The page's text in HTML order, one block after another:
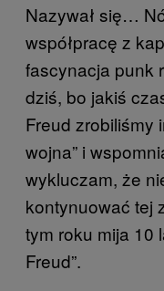
Nazywał się…
współpracę z
fascynacja punk
dziś, bo jakiś
Freud zrobiliśmy
wojna” i
wykluczam, że
kontynuować tej
tym roku mija 10
Freud”.